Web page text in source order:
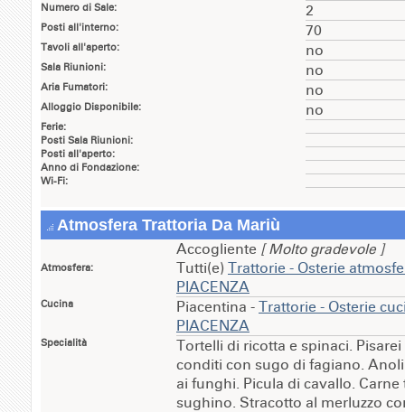
Numero di Sale: 2
Posti all'interno: 70
Tavoli all'aperto: no
Sala Riunioni: no
Aria Fumatori: no
Alloggio Disponibile: no
Ferie:
Posti Sala Riunioni:
Posti all'aperto:
Anno di Fondazione:
Wi-Fi:
Atmosfera Trattoria Da Mariù
Atmosfera:
Accogliente [ Molto gradevole ]
Tutti(e) Trattorie - Osterie
PIACENZA
Cucina Piacentina - Trattorie - Osterie
PIACENZA
Specialità
Tortelli di ricotta e spinaci.
conditi con sugo di fagiano.
ai funghi. Picula di cavallo.
sughino. Stracotto al merluzzo